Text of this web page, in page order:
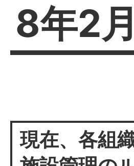
8年2月
現在、各組